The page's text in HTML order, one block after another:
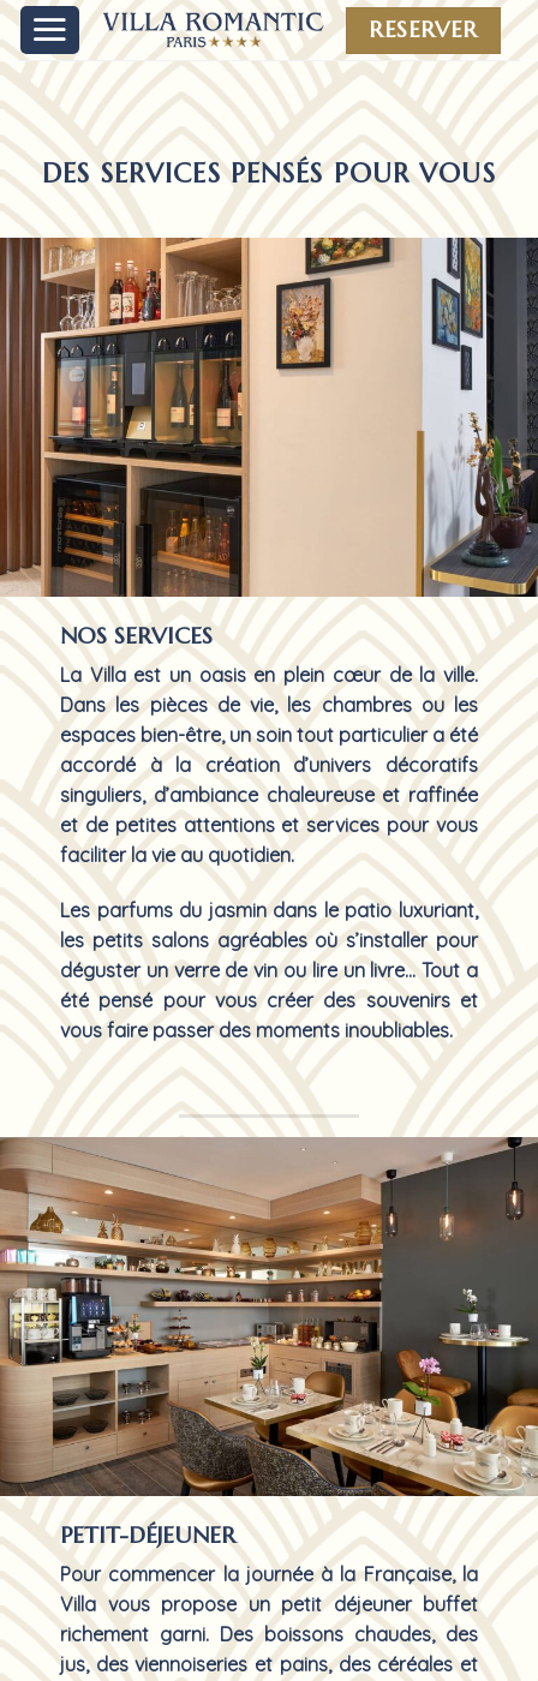
Skip
to
content
RESERVER
DES SERVICES PENSÉS POUR VOUS
NOS SERVICES
La Villa est un oasis en plein cœur de la ville.
Dans les pièces de vie, les chambres ou les
espaces bien-être, un soin tout particulier a été
accordé à la création d’univers décoratifs
singuliers, d’ambiance chaleureuse et raffinée
et de petites attentions et services pour vous
faciliter la vie au quotidien.
Les parfums du jasmin dans le patio luxuriant,
les petits salons agréables où s’installer pour
déguster un verre de vin ou lire un livre… Tout a
été pensé pour vous créer des souvenirs et
vous faire passer des moments inoubliables.
PETIT-DÉJEUNER
Pour commencer la journée à la Française,la
Villa vous propose unpetit déjeuner buffet
richement garni. Des boissons chaudes, des
jus, des viennoiseries et pains, des céréales et